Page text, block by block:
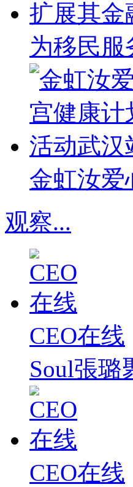
为移民服
金虹汝爱
观察...
CEO在线
Soul張璐
CEO在线